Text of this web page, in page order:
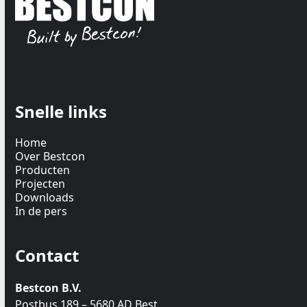
Snelle links
Home
Over Bestcon
Producten
Projecten
Downloads
In de pers
Contact
Bestcon B.V.